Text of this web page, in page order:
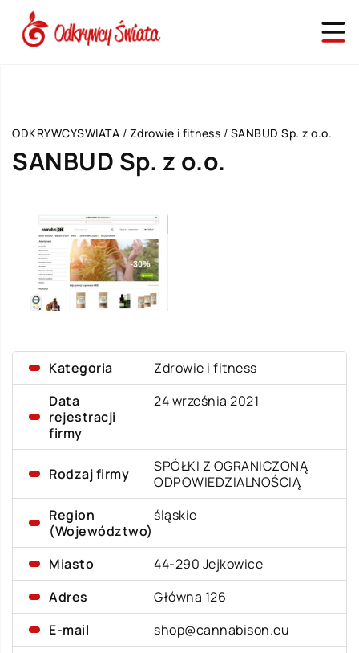
ODKRYWCYSWIATA / Zdrowie i fitness / SANBUD Sp. z o.o.
SANBUD Sp. z o.o.
Kategoria
Zdrowie i fitness
Data
rejestracji
firmy
24 września 2021
Rodzaj firmy
SPÓŁKI Z OGRANICZONĄ
ODPOWIEDZIALNOŚCIĄ
Region
(Województwo)
śląskie
Miasto
44-290 Jejkowice
Adres
Główna 126
E-mail
shop@cannabison.eu